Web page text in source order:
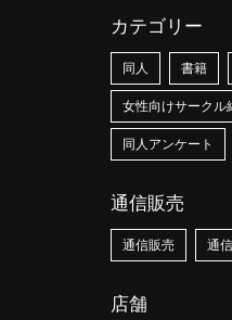
カテゴリー
同人 書籍
女性向けサークル
同人アンケート
通信販売
通信販売 通
店舗